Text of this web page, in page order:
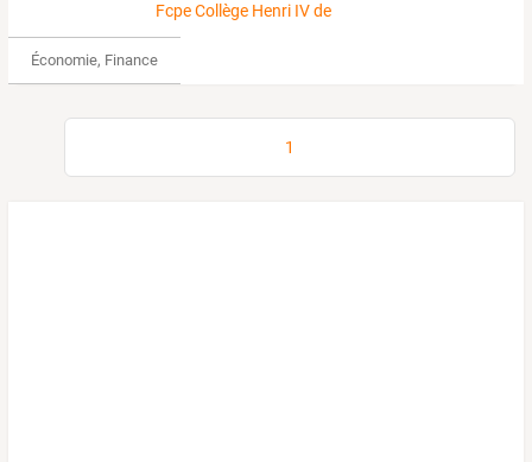
Fcpe Collège Henri IV de Nay
Économie, Finance & Droit
1